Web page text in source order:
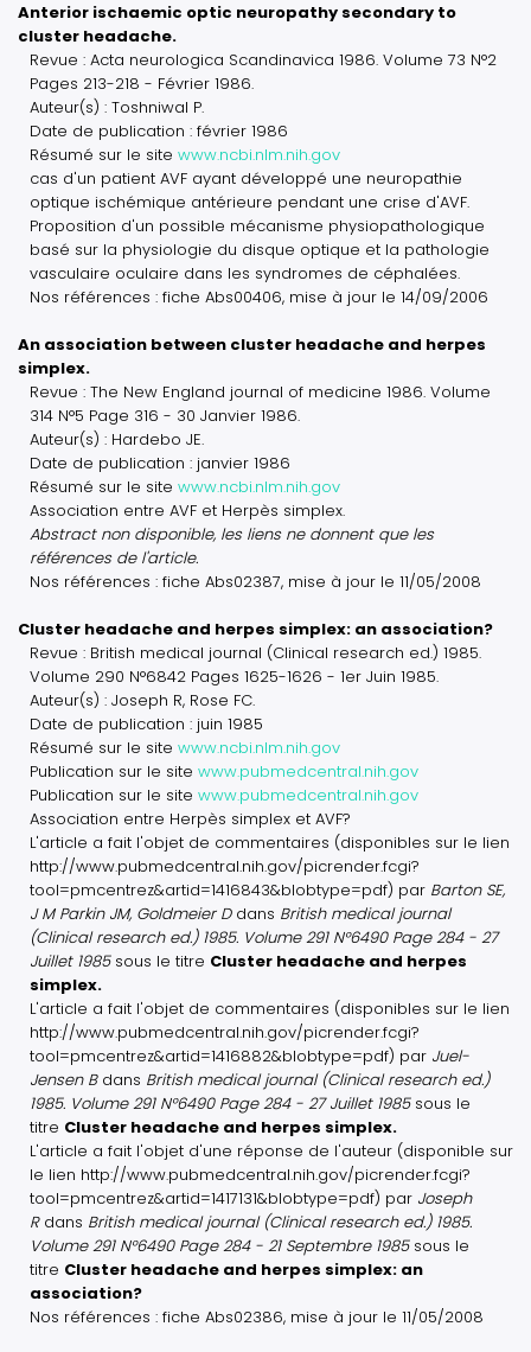
Anterior ischaemic optic neuropathy secondary to
cluster headache.
Revue : Acta neurologica Scandinavica 1986. Volume 73 N°2
Pages 213-218 - Février 1986.
Auteur(s) : Toshniwal P.
Date de publication : février 1986
Résumé sur le site www.ncbi.nlm.nih.gov
cas d'un patient AVF ayant développé une neuropathie
optique ischémique antérieure pendant une crise d'AVF.
Proposition d'un possible mécanisme physiopathologique
basé sur la physiologie du disque optique et la pathologie
vasculaire oculaire dans les syndromes de céphalées.
Nos références : fiche Abs00406, mise à jour le 14/09/2006
An association between cluster headache and herpes
simplex.
Revue : The New England journal of medicine 1986. Volume
314 N°5 Page 316 - 30 Janvier 1986.
Auteur(s) : Hardebo JE.
Date de publication : janvier 1986
Résumé sur le site www.ncbi.nlm.nih.gov
Association entre AVF et Herpès simplex.
Abstract non disponible, les liens ne donnent que les
références de l'article.
Nos références : fiche Abs02387, mise à jour le 11/05/2008
Cluster headache and herpes simplex: an association?
Revue : British medical journal (Clinical research ed.) 1985.
Volume 290 N°6842 Pages 1625-1626 - 1er Juin 1985.
Auteur(s) : Joseph R, Rose FC.
Date de publication : juin 1985
Résumé sur le site www.ncbi.nlm.nih.gov
Publication sur le site www.pubmedcentral.nih.gov
Publication sur le site www.pubmedcentral.nih.gov
Association entre Herpès simplex et AVF?
L'article a fait l'objet de commentaires (disponibles sur le lien
http://www.pubmedcentral.nih.gov/picrender.fcgi?
tool=pmcentrez&artid=1416843&blobtype=pdf) par Barton SE,
J M Parkin JM, Goldmeier Ddans British medical journal
(Clinical research ed.) 1985. Volume 291 N°6490 Page 284 - 27
Juillet 1985sous le titre Cluster headache and herpes
simplex.
L'article a fait l'objet de commentaires (disponibles sur le lien
http://www.pubmedcentral.nih.gov/picrender.fcgi?
tool=pmcentrez&artid=1416882&blobtype=pdf) par Juel-
Jensen Bdans British medical journal (Clinical research ed.)
1985. Volume 291 N°6490 Page 284 - 27 Juillet 1985sous le
titre Cluster headache and herpes simplex.
L'article a fait l'objet d'une réponse de l'auteur (disponible sur
le lien http://www.pubmedcentral.nih.gov/picrender.fcgi?
tool=pmcentrez&artid=1417131&blobtype=pdf) par Joseph
Rdans British medical journal (Clinical research ed.) 1985.
Volume 291 N°6490 Page 284 - 21 Septembre 1985sous le
titre Cluster headache and herpes simplex: an
association?
Nos références : fiche Abs02386, mise à jour le 11/05/2008